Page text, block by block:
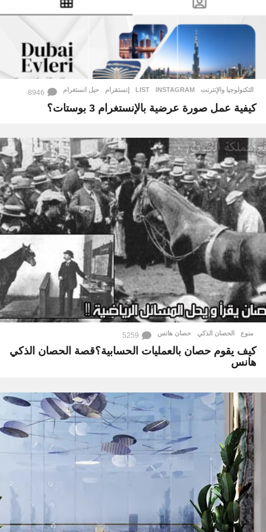
التكنولوجيا والإنترنت INSTAGRAM
,
LIST
,
إنستقرام ,
حيل انستغرام 8946
كيفية عمل صورة عرضية بالإنستغرام 3 بوستات؟
منوع الحصان الذكي ,
حصان هانس 5259
كيف يقوم حصان بالعمليات الحسابية؟قصة الحصان الذكي
هانس